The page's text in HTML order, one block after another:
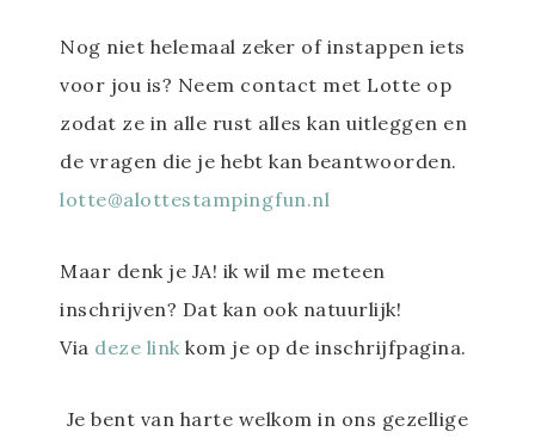
Nog niet helemaal zeker of instappen iets
voor jou is? Neem contact met Lotte op
zodat ze in alle rust alles kan uitleggen en
de vragen die je hebt kan beantwoorden.
lotte@alottestampingfun.nl
Maar denk je JA! ik wil me meteen
inschrijven? Dat kan ook natuurlijk!
Via deze link kom je op de inschrijfpagina.
Je bent van harte welkom in ons gezellige